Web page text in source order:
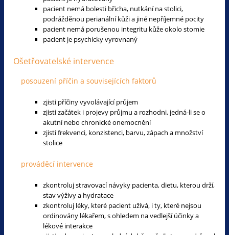
pacient nemá bolesti břicha, nutkání na stolici,
podrážděnou perianální kůži a jiné nepříjemné pocity
pacient nemá porušenou integritu kůže okolo stomie
pacient je psychicky vyrovnaný
Ošetřovatelské intervence
posouzení příčin a souvisejících faktorů
zjisti příčiny vyvolávající průjem
zjisti začátek i projevy průjmu a rozhodni, jedná-li se o
akutní nebo chronické onemocnění
zjisti frekvenci, konzistenci, barvu, zápach a množství
stolice
prováděcí intervence
zkontroluj stravovací návyky pacienta, dietu, kterou drží,
stav výživy a hydratace
zkontroluj léky, které pacient užívá, i ty, které nejsou
ordinovány lékařem, s ohledem na vedlejší účinky a
lékové interakce